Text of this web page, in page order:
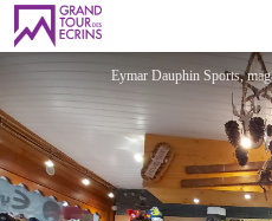
Eymar Dauphin Sports - Sport 2000